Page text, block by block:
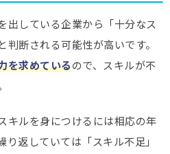
出している企業から「十分なス
断される可能性が高いです。
を求めているので、スキルが不
キルを身につけるには相応の年
返していては「スキル不足」